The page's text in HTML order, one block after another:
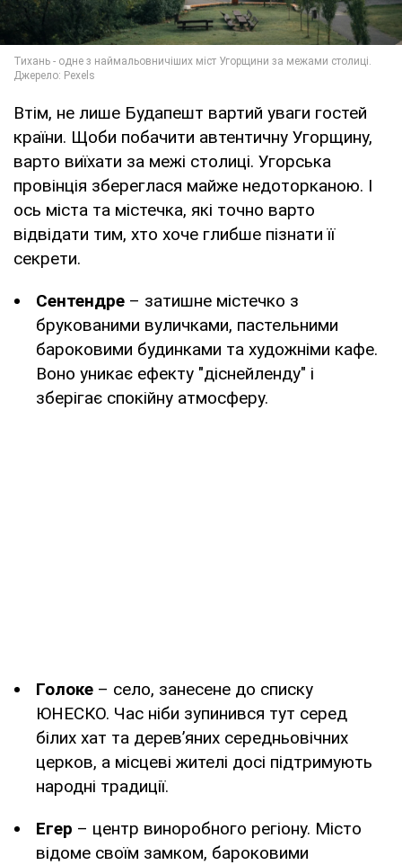
Втім, не лише Будапешт вартий уваги гостей
країни. Щоби побачити автентичну Угорщину,
варто виїхати за межі столиці. Угорська
провінція збереглася майже недоторканою. І
ось міста та містечка, які точно варто
відвідати тим, хто хоче глибше пізнати її
секрети.
Сентендре – затишне містечко з
брукованими вуличками, пастельними
бароковими будинками та художніми кафе.
Воно уникає ефекту "діснейленду" і
зберігає спокійну атмосферу.
Голоке – село, занесене до списку
ЮНЕСКО. Час ніби зупинився тут серед
білих хат та дерев’яних середньовічних
церков, а місцеві жителі досі підтримують
народні традиції.
Егер – центр виноробного регіону. Місто
відоме своїм замком, бароковими